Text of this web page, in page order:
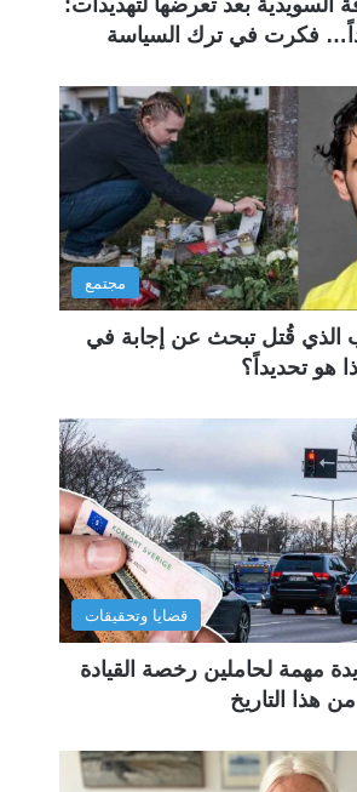
السويدية بعد تعرضها لتهديدات:
جداً… فكرت في ترك السياسة
مجتمع
الذي قُتل تبحث عن إجابة في
هو تحديداً؟
قضايا وتحقيقات
مهمة لحاملين رخصة القيادة
هذا التاريخ